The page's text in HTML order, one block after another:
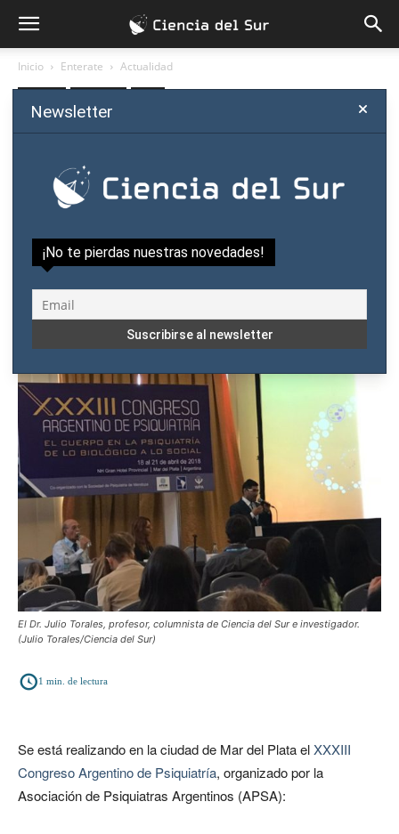
Inicio Enterate Actualidad
Congreso Argentino de
Psiquiatría debate el cuerpo
biológico y social
El Dr. Julio Torales, profesor, columnista de Ciencia del Sur e investigador.
(Julio Torales/Ciencia del Sur)
1 min. de lectura
Se está realizando en la ciudad de Mar del Plata elXXXIII
Congreso Argentino de Psiquiatría, organizado por la
Asociación de Psiquiatras Argentinos (APSA):
Newsletter
¡No te pierdas nuestras novedades!